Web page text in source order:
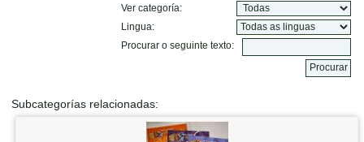
Ver categoría:
Lingua:
Procurar o seguinte texto:
Subcategorías relacionadas: